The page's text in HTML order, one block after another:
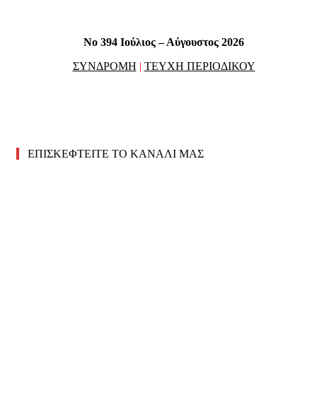
No 394 Ιούλιος – Αύγουστος 2026
ΣΥΝΔΡΟΜΗ | ΤΕΥΧΗ ΠΕΡΙΟΔΙΚΟΥ
ΕΠΙΣΚΕΦΤΕΙΤΕ ΤΟ ΚΑΝΑΛΙ ΜΑΣ